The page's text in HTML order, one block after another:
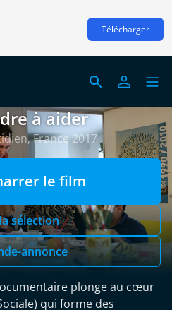
Télécharger
à aider
France 2017
le film
sélection
annonce
plonge au cœur
qui forme des